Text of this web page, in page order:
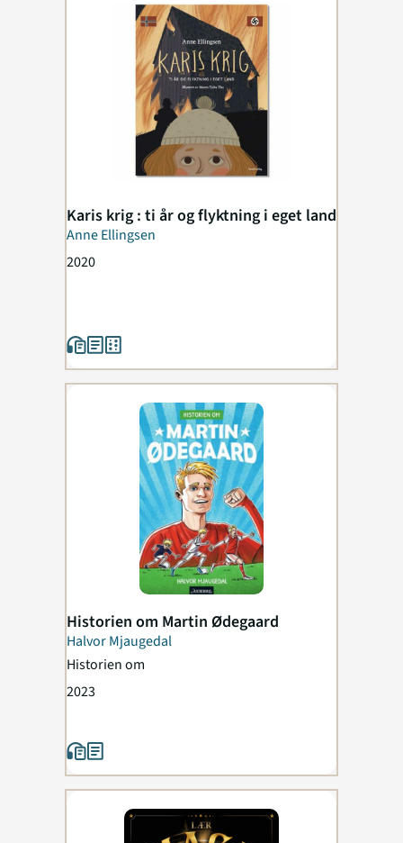
Karis krig : ti år og flyktning i eget land
Anne Ellingsen
2020
Historien om Martin Ødegaard
Halvor Mjaugedal
Historien om
2023